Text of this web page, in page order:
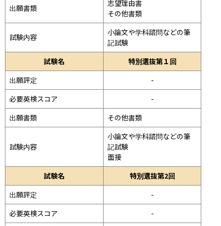
出願書類
志望理由書
その他書類
試験内容
小論文や学科諮問などの筆
記試験
試験名
特別選抜第１回
出願評定
-
必要英検スコア
-
出願書類
その他書類
試験内容
小論文や学科諮問などの筆
記試験
面接
試験名
特別選抜第2回
出願評定
-
必要英検スコア
-